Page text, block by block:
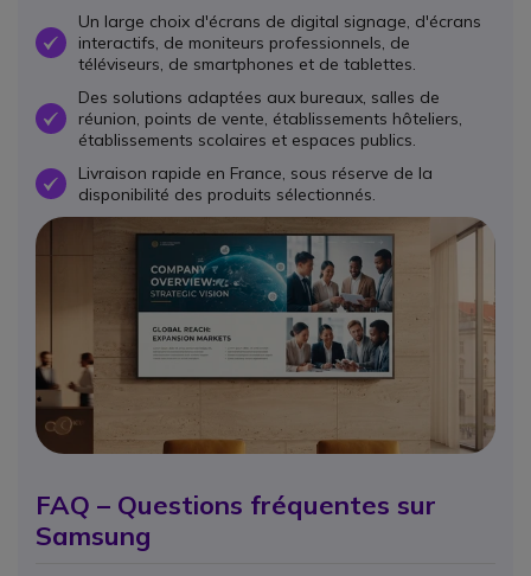
OK
Un large choix d'écrans de digital signage, d'écrans
interactifs, de moniteurs professionnels, de
téléviseurs, de smartphones et de tablettes.
OK
Des solutions adaptées aux bureaux, salles de
réunion, points de vente, établissements hôteliers,
établissements scolaires et espaces publics.
OKLivraison rapide en France, sous réserve de la
disponibilité des produits sélectionnés.
FAQ – Questions fréquentes sur
Samsung